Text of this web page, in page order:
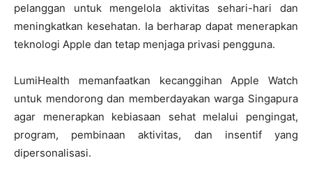
pelanggan untuk mengelola aktivitas sehari-hari dan
meningkatkan kesehatan. Ia berharap dapat menerapkan
teknologi Apple dan tetap menjaga privasi pengguna.
LumiHealth memanfaatkan kecanggihan Apple Watch
untuk mendorong dan memberdayakan warga Singapura
agar menerapkan kebiasaan sehat melalui pengingat,
program, pembinaan aktivitas, dan insentif yang
dipersonalisasi.